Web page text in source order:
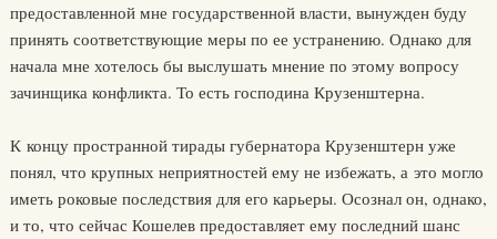
предоставленной мне государственной власти, вынужден буду
принять соответствующие меры по ее устранению. Однако для
начала мне хотелось бы выслушать мнение по этому вопросу
зачинщика конфликта. То есть господина Крузенштерна.
К концу пространной тирады губернатора Крузенштерн уже
понял, что крупных неприятностей ему не избежать, а это могло
иметь роковые последствия для его карьеры. Осознал он, однако,
и то, что сейчас Кошелев предоставляет ему последний шанс